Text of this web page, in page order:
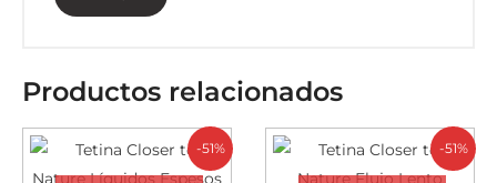
Productos relacionados
-51% -51%